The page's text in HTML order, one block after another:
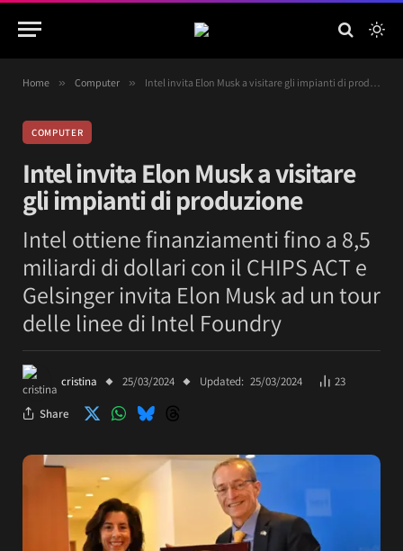
Home » Computer » Intel invita Elon Musk a visitare gli impianti di produzione
COMPUTER
Intel invita Elon Musk a visitare
gli impianti di produzione
Intel ottiene finanziamenti fino a 8,5
miliardi di dollari con il CHIPS ACT e
Gelsinger invita Elon Musk ad un tour
delle linee di Intel Foundry
cristina 25/03/2024 Updated: 25/03/2024 23
Share